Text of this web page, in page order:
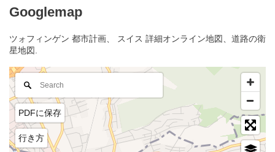
Googlemap
ツォフィンゲン 都市計画、 スイス 詳細オンライン地図、道路の衛
星地図.
PDFに保存
行き方